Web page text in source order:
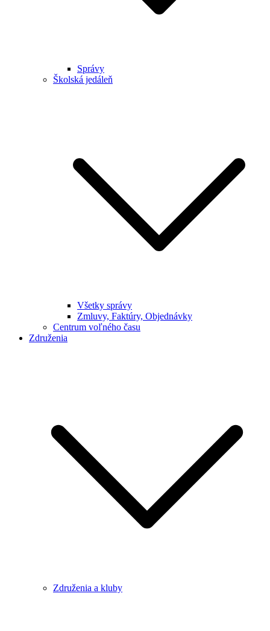
Správy
Školská jedáleň
Všetky správy
Zmluvy, Faktúry, Objednávky
Centrum voľného času
Združenia
Združenia a kluby